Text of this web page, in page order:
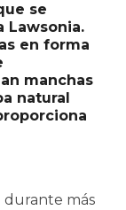
se
Lawsonia.
en forma
manchas
natural
durante más